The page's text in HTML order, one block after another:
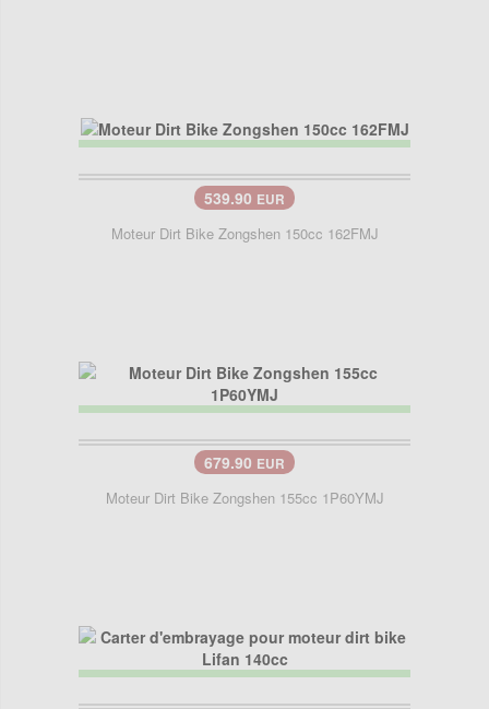
539.90 EUR
Moteur Dirt Bike Zongshen 150cc 162FMJ
679.90 EUR
Moteur Dirt Bike Zongshen 155cc 1P60YMJ